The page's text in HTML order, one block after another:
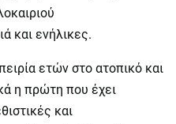
και ενήλικες.
ετών στο ατοπικό και
η πρώτη που έχει
και